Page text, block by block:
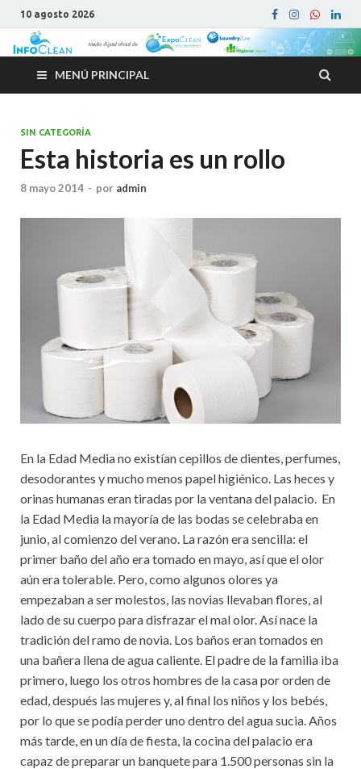
10 agosto 2026
MENÚ PRINCIPAL
SIN CATEGORÍA
Esta historia es un rollo
8 mayo 2014 - por admin
En la Edad Media no existían cepillos de dientes, perfumes,
desodorantes y mucho menos papel higiénico. Las heces y
orinas humanas eran tiradas por la ventana del palacio. En
la Edad Media la mayoría de las bodas se celebraba en
junio, al comienzo del verano. La razón era sencilla: el
primer baño del año era tomado en mayo, así que el olor
aún era tolerable. Pero, como algunos olores ya
empezaban a ser molestos, las novias llevaban flores, al
lado de su cuerpo para disfrazar el mal olor. Así nace la
tradición del ramo de novia. Los baños eran tomados en
una bañera llena de agua caliente. El padre de la familia iba
primero, luego los otros hombres de la casa por orden de
edad, después las mujeres y, al final los niños y los bebés,
por lo que se podía perder uno dentro del agua sucia. Años
más tarde, en un día de fiesta, la cocina del palacio era
capaz de preparar un banquete para 1.500 personas sin la